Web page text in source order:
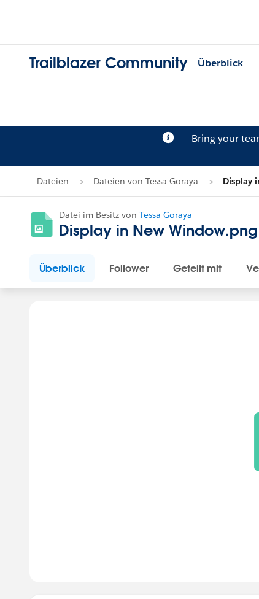
Trailblazer Community Überblick
Bring your
Dateien Dateien von Tessa Goraya Display
Datei im Besitz von Tessa Goraya
Display in New Window.png
Überblick Follower Geteilt mit